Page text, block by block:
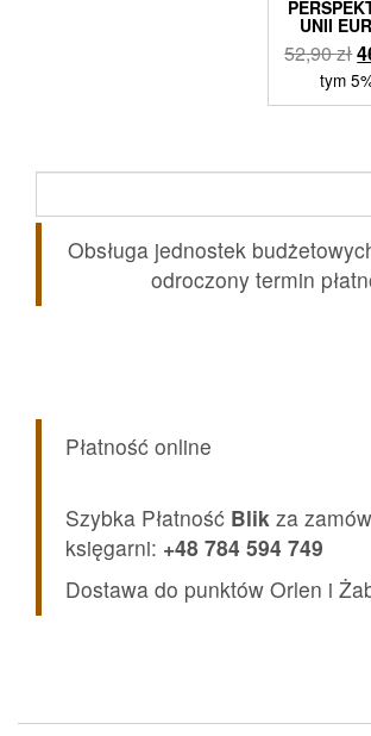
UNII
52,90zł
tym
Obsługa jednostek
odroczony termin
Płatność online
Szybka Płatność Blik za
księgarni: +48 784 594 749
Dostawa do punktów Orlen i